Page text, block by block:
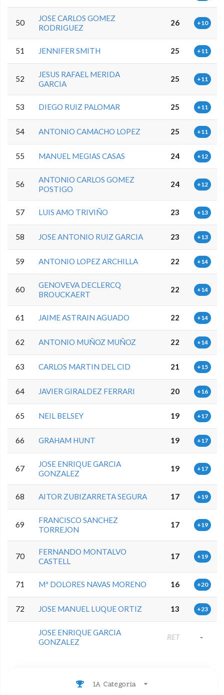
50
JOSE CARLOS GOMEZ
RODRIGUEZ
26 +10
51 JENNIFER SMITH 25 +11
52
JESUS RAFAEL MERIDA
GARCIA
25 +11
53 DIEGO RUIZ PALOMAR 25 +11
54 ANTONIO CAMACHO LOPEZ 25 +11
55 MANUEL MEGIAS CASAS 24 +12
56
ANTONIO CARLOS GOMEZ
POSTIGO
24 +12
57 LUIS AMO TRIVIÑO 23 +13
58 JOSE ANTONIO RUIZ GARCIA 23 +13
59 ANTONIO LOPEZ ARCHILLA 22 +14
60
GENOVEVA DECLERCQ
BROUCKAERT
22 +14
61 JAIME ASTRAIN AGUADO 22 +14
62 ANTONIO MUÑOZ MUÑOZ 22 +14
63 CARLOS MARTIN DEL CID 21 +15
64 JAVIER GIRALDEZ FERRARI 20 +16
65 NEIL BELSEY 19 +17
66 GRAHAM HUNT 19 +17
67
JOSE ENRIQUE GARCIA
GONZALEZ
19 +17
68 AITOR ZUBIZARRETA SEGURA 17 +19
69
FRANCISCO SANCHEZ
TORREJON
17 +19
70
FERNANDO MONTALVO
CASTELL
17 +19
71 Mª DOLORES NAVAS MORENO 16 +20
72 JOSE MANUEL LUQUE ORTIZ 13 +23
JOSE ENRIQUE GARCIA
GONZALEZ
RET -
1A Categoria